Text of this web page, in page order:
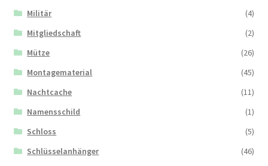
Militär
(4)
Mitgliedschaft
(2)
Mütze
(26)
Montagematerial
(45)
Nachtcache
(11)
Namensschild
(1)
Schloss
(5)
Schlüsselanhänger
(46)